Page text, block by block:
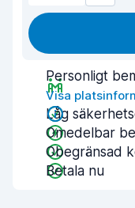
Personligt
Visa
Låg
Omedelbar
Obegränsad
Betala nu